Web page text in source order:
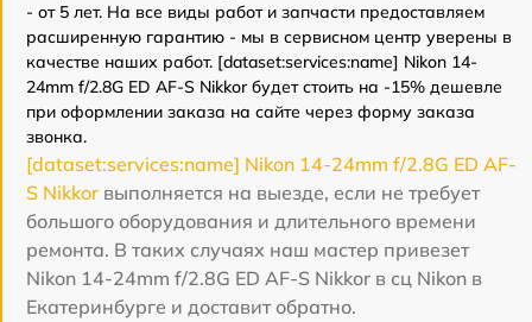
- от 5 лет. На все виды работ и запчасти предоставляем
расширенную гарантию - мы в сервисном центр уверены в
качестве наших работ. [dataset:services:name] Nikon 14-
24mm f/2.8G ED AF-S Nikkor будет стоить на -15% дешевле
при оформлении заказа на сайте через форму заказа
звонка.
[dataset:services:name] Nikon 14-24mm f/2.8G ED AF-
S Nikkor выполняется на выезде, если не требует
большого оборудования и длительного времени
ремонта. В таких случаях наш мастер привезет
Nikon 14-24mm f/2.8G ED AF-S Nikkor в сц Nikon в
Екатеринбурге и доставит обратно.